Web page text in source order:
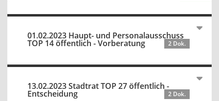
01.02.2023 Haupt- und Personalausschuss
TOP 14 öffentlich - Vorberatung 2 Dok.
13.02.2023 Stadtrat TOP 27 öffentlich -
Entscheidung 2 Dok.